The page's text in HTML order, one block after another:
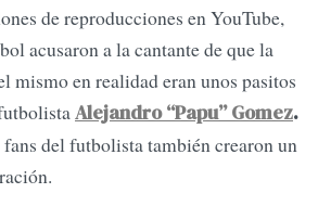
de reproducciones en YouTube,
acusaron a la cantante de que la
mismo en realidad eran unos pasitos
Alejandro “Papu” Gomez.
del futbolista también crearon un